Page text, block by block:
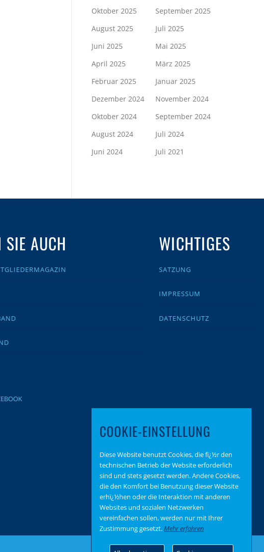
Oktober 2025
September 2025
August 2025
Juli 2025
Juni 2025
Mai 2025
April 2025
März 2025
Februar 2025
Januar 2025
Dezember 2024
November 2024
Oktober 2024
September 2024
August 2024
Juli 2024
Juni 2024
Juli 2021
SIE AUCH WICHTIGES
SATZUNG
IMPRESSUM
DATENSCHUTZ
COOKIE-EINSTELLUNG
Diese Website benutzt Cookies, die fï¿½r den
technischen Betrieb der Website erforderlich
sind und stets gesetzt werden. Andere Cookies,
die den Komfort bei Benutzung dieser Website
erhï¿½hen oder die Interaktion mit anderen
Websites und sozialen Netzwerken
vereinfachen sollen, werden nur mit Ihrer
Zustimmung gesetzt.Mehr erfahren